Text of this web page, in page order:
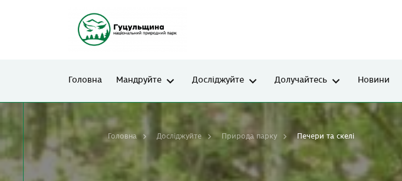
Головна Мандруйте Досліджуйте Долучайтесь Новини
Головна Досліджуйте Природа парку Печери та скелі